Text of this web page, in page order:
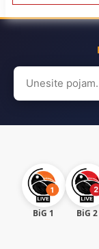
Search
for:
BiG 1 BiG 2